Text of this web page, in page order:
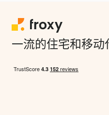
一流的住宅和移动